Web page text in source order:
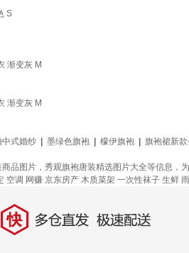
S
渐变灰 M
渐变灰 M
中式婚纱 墨绿色旗袍 檬伊旗袍 旗袍裙新款
品图片，秀观旗袍唐装精选图片大全等信息，
空调 网赚 京东房产 木质菜架 一次性袜子 生鲜
快 多仓直发，极速配送